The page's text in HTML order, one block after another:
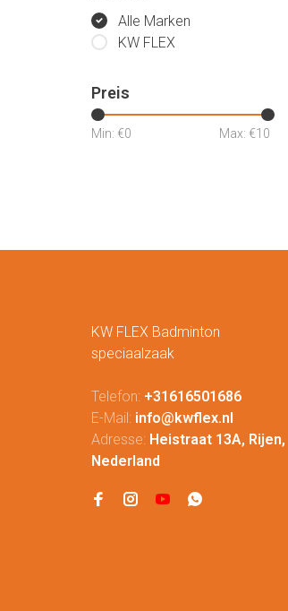
Alle Marken
KW FLEX
Preis
Min: €0 Max: €10
KW FLEX Badminton
speciaalzaak
Telefon: +31616501686
E-Mail: info@kwflex.nl
Adresse: Heistraat 13A, Rijen,
Nederland